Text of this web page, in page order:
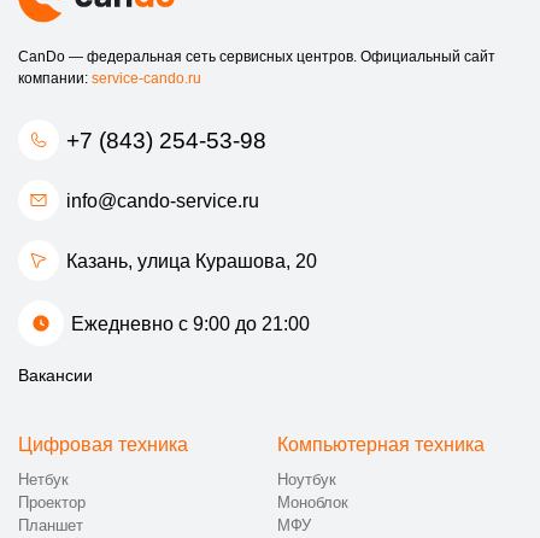
CanDo — федеральная сеть сервисных центров. Официальный сайт
компании: service-cando.ru
+7 (843) 254-53-98
info@cando-service.ru
Казань, улица Курашова, 20
Ежедневно с 9:00 до 21:00
Вакансии
Цифровая техника
Нетбук
Проектор
Планшет
Компьютерная техника
Ноутбук
Моноблок
МФУ